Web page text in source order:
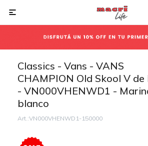

Classics - Vans - VANS
CHAMPION Old Skool V de
- VN000VHENWD1 -
blanco
VN000VHENWD1-150000